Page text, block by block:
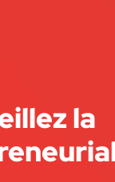
la